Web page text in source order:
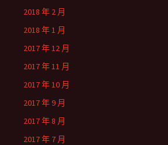
2018 年 2 月
2018 年 1 月
2017 年 12 月
2017 年 11 月
2017 年 10 月
2017 年 9 月
2017 年 8 月
2017 年 7 月